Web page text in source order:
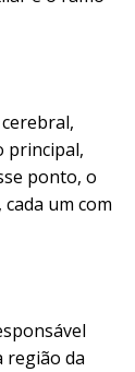
principal,
ponto, o
um com
região da